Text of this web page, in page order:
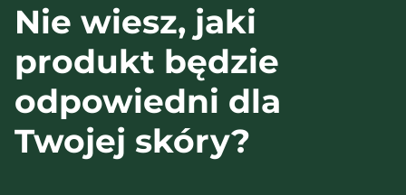
Nie wiesz, jaki
produkt będzie
odpowiedni dla
Twojej skóry?